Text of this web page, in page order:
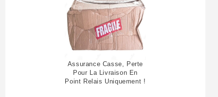
Assurance Casse, Perte
Pour La Livraison En
Point Relais Uniquement !